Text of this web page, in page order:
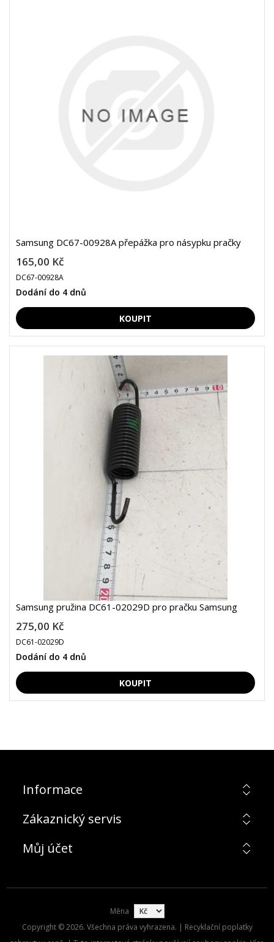
Samsung DC67-00928A přepážka pro násypku pračky
165,00 Kč
DC67-00928A
Dodání do 4 dnů
Samsung pružina DC61-02029D pro pračku Samsung
275,00 Kč
DC61-02029D
Dodání do 4 dnů
Informace
Zákaznický servis
Můj účet
Měna
Copyright © 2026. Všechna práva vyhrazena. | Recyklační poplatky